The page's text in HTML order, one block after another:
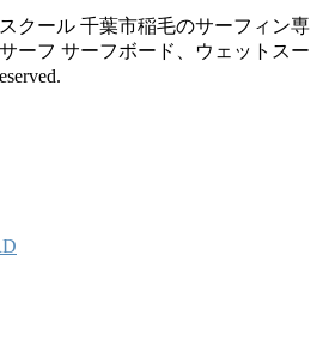
クール 千葉市稲毛のサーフィン専
ーフ サーフボード、ウェットスー